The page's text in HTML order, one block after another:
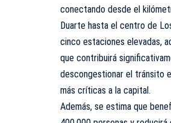
conectando desde el
Duarte hasta el centro de
cinco estaciones elevadas,
que contribuirá
descongestionar el tránsito
más críticas a la capital.
Además, se estima que